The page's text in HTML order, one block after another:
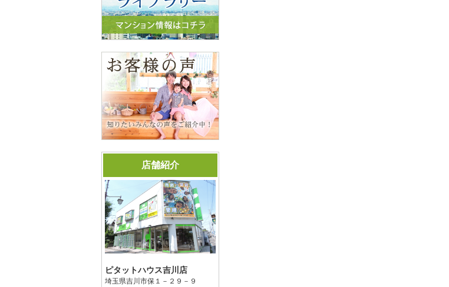
店舗紹介
ピタットハウス吉川店
埼玉県吉川市保１－２９－９